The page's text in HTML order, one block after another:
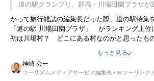
道の駅グランプリ、群馬・川場田園プラザが
かって旅行雑誌の編集長だった際、道の駅特集
「道の駅 川場田園プラザ」 がランキング上位
初は川場村？ どこにある村なのかと思ったも
永井 彰一社長にインタビューしたら、興味深い
した。プレゼンも巧みで、今でも思い出すこと
は、従業員に東京ディズニーランドを見学させ
の何かを理解してもらっていることです。 もう
もっと見る
神崎 公一
ツーリズムメディアサービス編集長 / ㈱ツーリンク